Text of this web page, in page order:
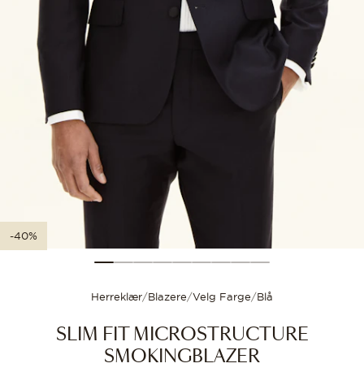
Størrelsesguide Tilpass størrelse
-40%
Herreklær/Blazere/Velg Farge/Blå
SLIM FIT MICROSTRUCTURE
SMOKINGBLAZER